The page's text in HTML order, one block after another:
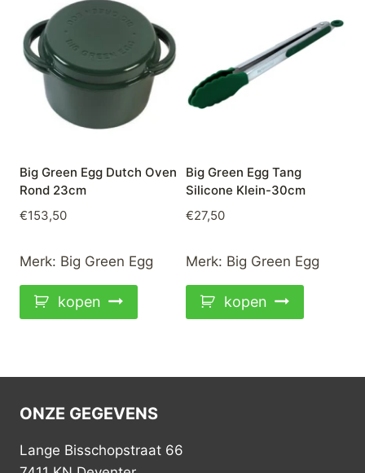
Big Green Egg Dutch Oven
Rond 23cm
€153,50
Merk: Big Green Egg
kopen
Big Green Egg Tang
Silicone Klein-30cm
€27,50
Merk: Big Green Egg
kopen
ONZE GEGEVENS
Lange Bisschopstraat 66